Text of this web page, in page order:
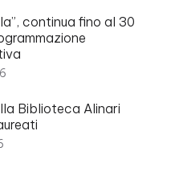
continua fino al 30
Biblioteca Alinari